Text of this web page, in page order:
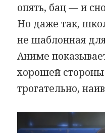
опять, бац — и
Но даже так,
не шаблонная
Аниме
хорошей
трогательно,